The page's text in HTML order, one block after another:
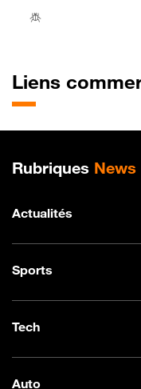
Liens
Plan de site
Rubriques News
Actualités
Sports
Tech
Auto